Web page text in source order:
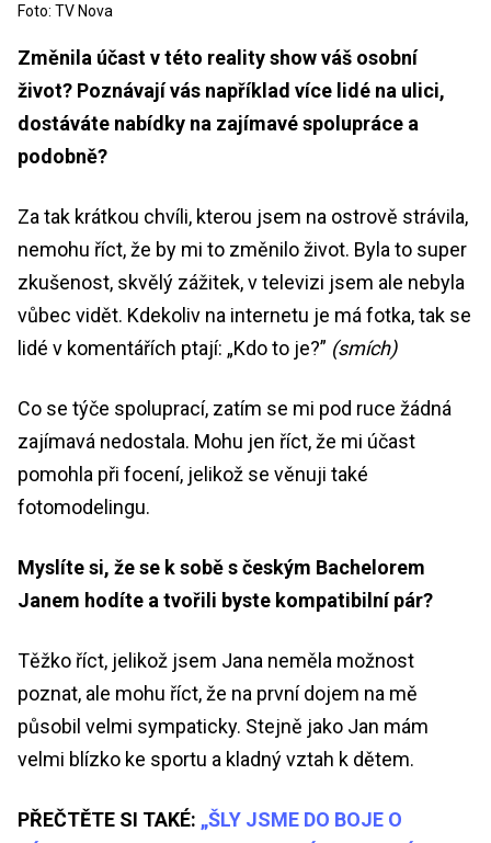
Foto: TV Nova
Změnila účast v této reality show váš osobní
život? Poznávají vás například více lidé na ulici,
dostáváte nabídky na zajímavé spolupráce a
podobně?
Za tak krátkou chvíli, kterou jsem na ostrově strávila,
nemohu říct, že by mi to změnilo život. Byla to super
zkušenost, skvělý zážitek, v televizi jsem ale nebyla
vůbec vidět. Kdekoliv na internetu je má fotka, tak se
lidé v komentářích ptají: „Kdo to je?” (smích)
Co se týče spoluprací, zatím se mi pod ruce žádná
zajímavá nedostala. Mohu jen říct, že mi účast
pomohla při focení, jelikož se věnuji také
fotomodelingu.
Myslíte si, že se k sobě s českým Bachelorem
Janem hodíte a tvořili byste kompatibilní pár?
Těžko říct, jelikož jsem Jana neměla možnost
poznat, ale mohu říct, že na první dojem na mě
působil velmi sympaticky. Stejně jako Jan mám
velmi blízko ke sportu a kladný vztah k dětem.
PŘEČTĚTE SI TAKÉ: „ŠLY JSME DO BOJE O